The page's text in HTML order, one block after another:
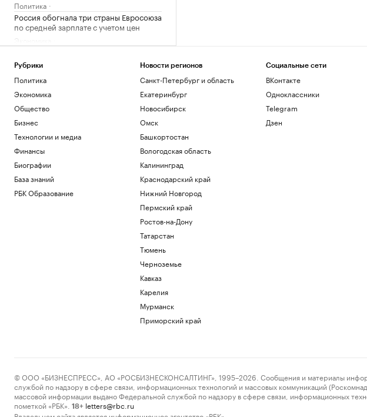
Политика
Россия обогнала три страны Евросоюза
по средней зарплате с учетом цен
Экономика
назначения экс-тренера сборной по
футболу
Спорт
Рубрики
Политика
Экономика
Общество
Бизнес
Технологии и медиа
Финансы
Биографии
База знаний
РБК Образование
Новости регионов
Санкт-Петербург и область
Екатеринбург
Новосибирск
Омск
Башкортостан
Вологодская область
Калининград
Краснодарский край
Нижний Новгород
Пермский край
Ростов-на-Дону
Татарстан
Тюмень
Черноземье
Кавказ
Карелия
Мурманск
Приморский край
Социальные сети
ВКонтакте
Одноклассники
Telegram
Дзен
© ООО «БИЗНЕСПРЕСС», АО «РОСБИЗНЕСКОНСАЛТИНГ», 1995–2026. Сообщения и материалы
службой по надзору в сфере связи, информационных технологий и массовых коммуникаций
массовой информации выдано Федеральной службой по надзору в сфере связи, информационных
пометкой «РБК».
18+ letters@rbc.ru